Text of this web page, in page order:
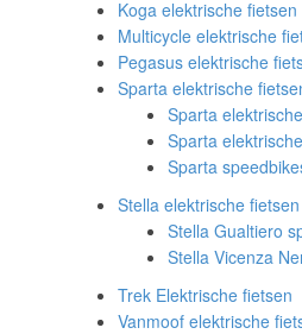
Koga elektrische fietsen
Multicycle elektrische
Pegasus elektrische
Sparta elektrische
Sparta
Sparta
Sparta
Stella elektrische fietsen
Stella Gualtiero
Stella Vicenza
Trek Elektrische fietsen
Vanmoof elektrische